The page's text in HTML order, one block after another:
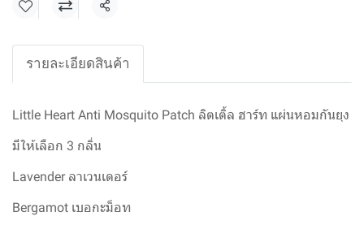
แชร์
รายละเอียดสินค้า
Little Heart Anti Mosquito Patch ลิตเติ้ล ฮาร์ท แผ่นหอมกันยุง
มีให้เลือก 3 กลิ่น
Lavender ลาเวนเดอร์
Bergamot เบอกะม็อท